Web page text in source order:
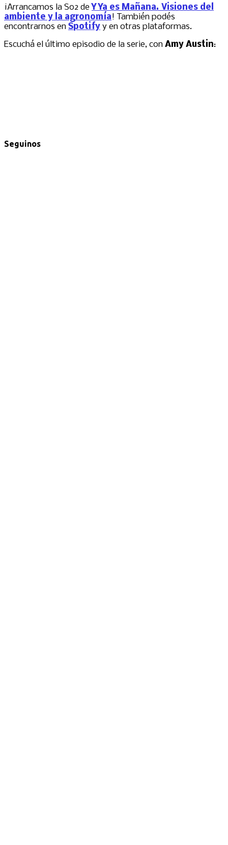
¡Arrancamos la S02 deY Ya es Mañana. Visiones del
ambiente y la agronomía! También podés
encontrarnos en Spotify y en otras plataformas.
Escuchá el último episodio de la serie, con Amy Austin:
Seguinos